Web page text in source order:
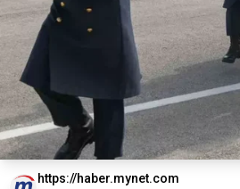
https://haber.mynet.com